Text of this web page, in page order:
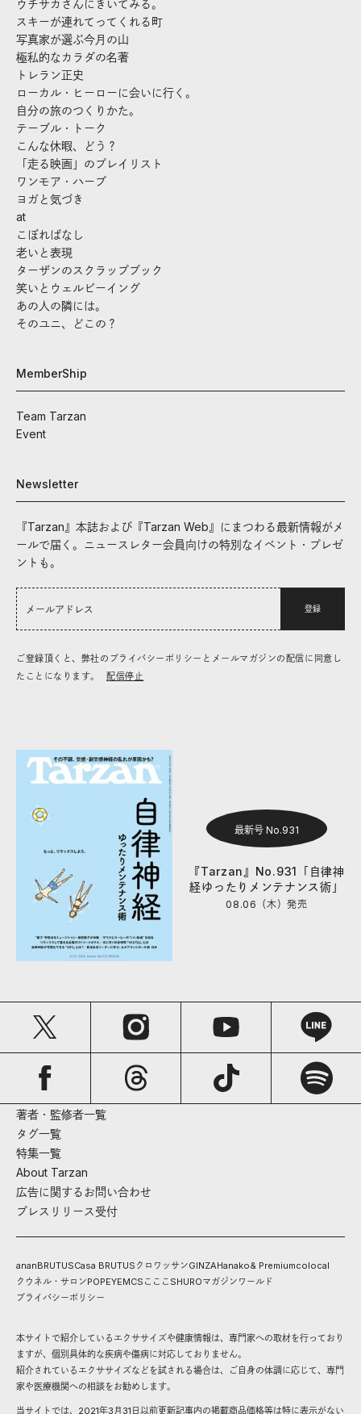
ウチサカさんにきいてみる。
スキーが連れてってくれる町
写真家が選ぶ今月の山
極私的なカラダの名著
トレラン正史
ローカル・ヒーローに会いに行く。
自分の旅のつくりかた。
テーブル・トーク
こんな休暇、どう？
「走る映画」のプレイリスト
ワンモア・ハーブ
ヨガと気づき
at
こぼればなし
老いと表現
ターザンのスクラップブック
笑いとウェルビーイング
あの人の隣には。
そのユニ、どこの？
MemberShip
Team Tarzan
Event
Newsletter
『Tarzan』本誌および『Tarzan Web』にまつわる最新情報がメ
ールで届く。ニュースレター会員向けの特別なイベント・プレゼ
ントも。
登録
ご登録頂くと、弊社のプライバシーポリシーとメールマガジンの配信に同意し
たことになります。
配信停止
最新号 No.931
『Tarzan』No.931「自律神
経ゆったりメンテナンス術」
08.06（木）発売
著者・監修者一覧
タグ一覧
特集一覧
About Tarzan
広告に関するお問い合わせ
プレスリリース受付
ananBRUTUSCasa BRUTUS クロワッサンGINZAHanako& Premiumcolocal
クウネル・サロンPOPEYEMCS こここ SHUROマガジンワールド
プライバシーポリシー
本サイトで紹介しているエクササイズや健康情報は、専門家への取材を行っており
ますが、個別具体的な疾病や傷病に対応しておりません。
紹介されているエクササイズなどを試される場合は、ご自身の体調に応じて、専門
家や医療機関への相談をお勧めします。
当サイトでは、2021年3月31日以前更新記事内の掲載商品価格等は特に表示がない